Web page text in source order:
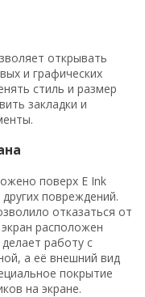
открывать
и графических
стиль и размер
закладки и
поверх E Ink
повреждений.
отказаться от
расположен
работу с
а её внешний вид
покрытие
на экране.